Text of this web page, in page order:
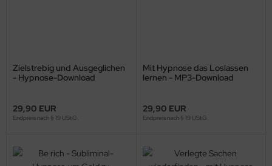
Zielstrebig und Ausgeglichen
- Hypnose-Download
29,90 EUR
Endpreis nach § 19 UStG.
Mit Hypnose das Loslassen
lernen - MP3-Download
29,90 EUR
Endpreis nach § 19 UStG.